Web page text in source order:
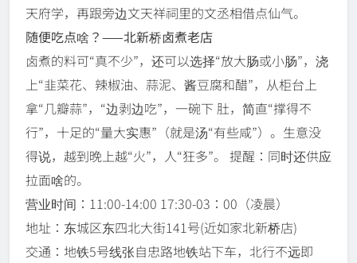
天府学，再跟旁边文天祥祠里的文丞相借点仙气。
随便吃点啥？——北新桥卤煮老店
卤煮的料可“真不少”，还可以选择“放大肠或小肠”，浇
上“韭菜花、辣椒油、蒜泥、酱豆腐和醋”，从柜台上
拿“几瓣蒜”，“边剥边吃”，一碗下 肚，简直“撑得不
行”，十足的“量大实惠”（就是汤“有些咸”）。生意没
得说，越到晚上越“火”，人“狂多”。 提醒：同时还供应
拉面啥的。
营业时间：11:00-14:00 17:30-03：00（凌晨）
地址：东城区东四北大街141号(近如家北新桥店)
交通：地铁5号线张自忠路地铁站下车，北行不远即